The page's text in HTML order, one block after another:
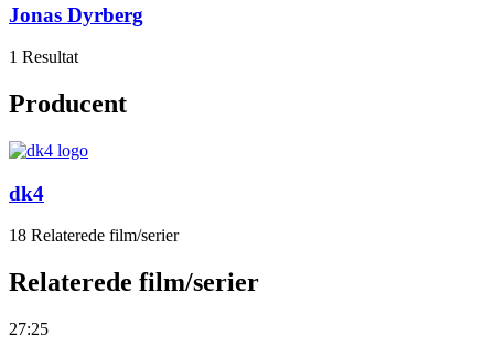
Jonas Dyrberg
1 Resultat
Producent
dk4
18 Relaterede film/serier
Relaterede film/serier
27:25